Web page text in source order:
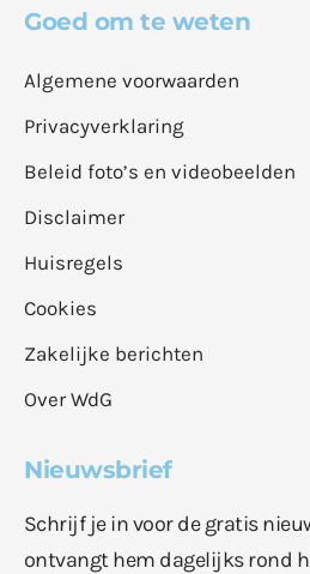
Goed om te weten
Algemene voorwaarden
Privacyverklaring
Beleid foto’s en videobeelden
Disclaimer
Huisregels
Cookies
Zakelijke berichten
Over WdG
Nieuwsbrief
Schrijf je in voor de gratis
ontvangt hem dagelijks rond